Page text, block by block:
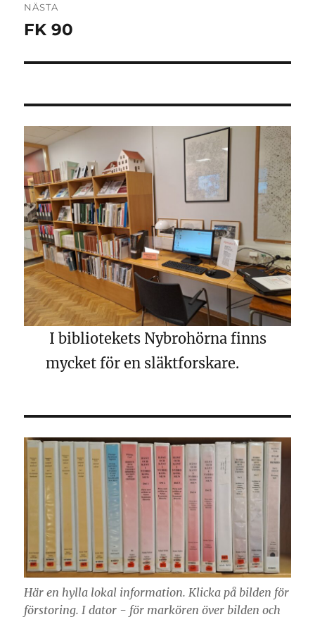
NÄSTA
Nästa
FK 90
I bibliotekets Nybrohörna finns
mycket för en släktforskare.
Här en hylla lokal information. Klicka på bilden för
förstoring. I dator - för markören över bilden och